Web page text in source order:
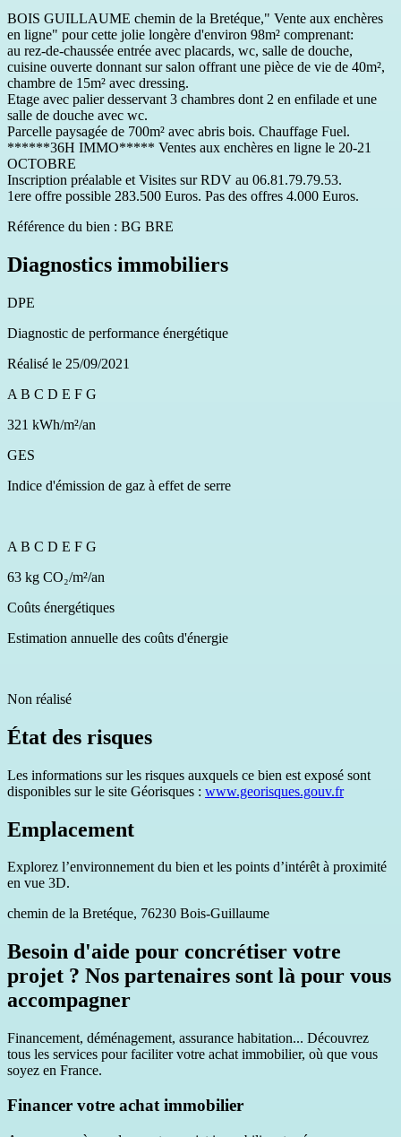
BOIS GUILLAUME chemin de la Bretéque," Vente aux enchères
en ligne" pour cette jolie longère d'environ 98m² comprenant:
au rez-de-chaussée entrée avec placards, wc, salle de douche,
cuisine ouverte donnant sur salon offrant une pièce de vie de 40m²,
chambre de 15m² avec dressing.
Etage avec palier desservant 3 chambres dont 2 en enfilade et une
salle de douche avec wc.
Parcelle paysagée de 700m² avec abris bois. Chauffage Fuel.
******36H IMMO***** Ventes aux enchères en ligne le 20-21
OCTOBRE
Inscription préalable et Visites sur RDV au 06.81.79.79.53.
1ere offre possible 283.500 Euros. Pas des offres 4.000 Euros.
Référence du bien : BG BRE
Diagnostics immobiliers
DPE
Diagnostic de performance énergétique
Réalisé le 25/09/2021
A B C D E F G
321 kWh/m²/an
GES
Indice d'émission de gaz à effet de serre
A B C D E F G
63 kg CO₂/m²/an
Coûts énergétiques
Estimation annuelle des coûts d'énergie
Non réalisé
État des risques
Les informations sur les risques auxquels ce bien est exposé sont
disponibles sur le site Géorisques : www.georisques.gouv.fr
Emplacement
Explorez l’environnement du bien et les points d’intérêt à proximité
en vue 3D.
chemin de la Bretéque, 76230 Bois-Guillaume
Besoin d'aide pour concrétiser votre
projet ? Nos partenaires sont là pour vous
accompagner
Financement, déménagement, assurance habitation... Découvrez
tous les services pour faciliter votre achat immobilier, où que vous
soyez en France.
Financer votre achat immobilier